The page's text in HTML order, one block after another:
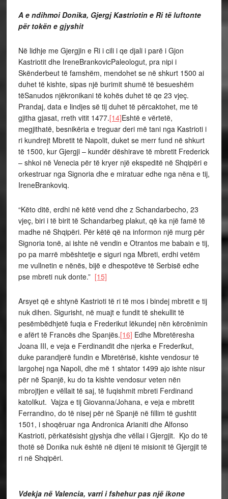
A e ndihmoi Donika, Gjergj Kastriotin e Ri të luftonte
për tokën e gjyshit
Në lidhje me Gjergjin e Ri i cili i qe djali i parë i Gjon
Kastriotit dhe IreneBrankovicPaleologut, pra nipi i
Skënderbeut të famshëm, mendohet se në shkurt 1500 ai
duhet të kishte, sipas një burimit shumë të besueshëm
tëSanudos njëkronikani të kohës duhet të qe 23 vjeç.
Prandaj, data e lindjes së tij duhet të përcaktohet, me të
gjitha gjasat, rreth vitit 1477.[14]Eshtë e vërtetë,
megjithatë, besnikëria e treguar deri më tani nga Kastrioti i
ri kundrejt Mbretit të Napolit, duket se merr fund në shkurt
të 1500, kur Gjergji – kundër dëshirave të mbretit Frederick
– shkoi në Venecia për të kryer një ekspeditë në Shqipëri e
orkestruar nga Signoria dhe e miratuar edhe nga nëna e tij,
IreneBrankoviq.
“Këto ditë, erdhi në këtë vend dhe z Schandarbecho, 23
vjeç, biri i të birit të Schandarbeg plakut, që ka një famë të
madhe në Shqipëri. Për këtë që na informon një murg për
Signoria tonë, ai ishte në vendin e Otrantos me babain e tij,
po pa marrë mbështetje e siguri nga Mbreti, erdhi vetëm
me vullnetin e nënës, bijë e dhespotëve të Serbisë edhe
pse mbreti nuk donte.” [15]
Arsyet që e shtynë Kastrioti të ri të mos i bindej mbretit e tij
nuk dihen. Sigurisht, në muajt e fundit të shekullit të
pesëmbëdhjetë fuqia e Frederikut lëkundej nën kërcënimin
e afërt të Francës dhe Spanjës.[16] Edhe Mbretëresha
Joana III, e veja e Ferdinandit dhe njerka e Frederikut,
duke parandjerë fundin e Mbretërisë, kishte vendosur të
largohej nga Napoli, dhe më 1 shtator 1499 ajo ishte nisur
për në Spanjë, ku do ta kishte vendosur veten nën
mbrojtjen e vëllait të saj, të fuqishmit mbreti Ferdinand
katolikut. Vajza e tij Giovanna/Johana, e veja e mbretit
Ferrandino, do të nisej për në Spanjë në fillim të gushtit
1501, i shoqëruar nga Andronica Arianiti dhe Alfonso
Kastrioti, përkatësisht gjyshja dhe vëllai i Gjergjit. Kjo do të
thotë së Donika nuk është në dijeni të misionit të Gjergjit të
ri në Shqipëri.
Vdekja në Valencia, varri i fshehur pas një ikone